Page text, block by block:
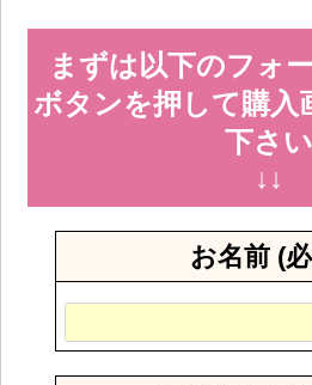
まずは以下のフォ
ボタンを押して購入
下さい
↓↓
お名前 (